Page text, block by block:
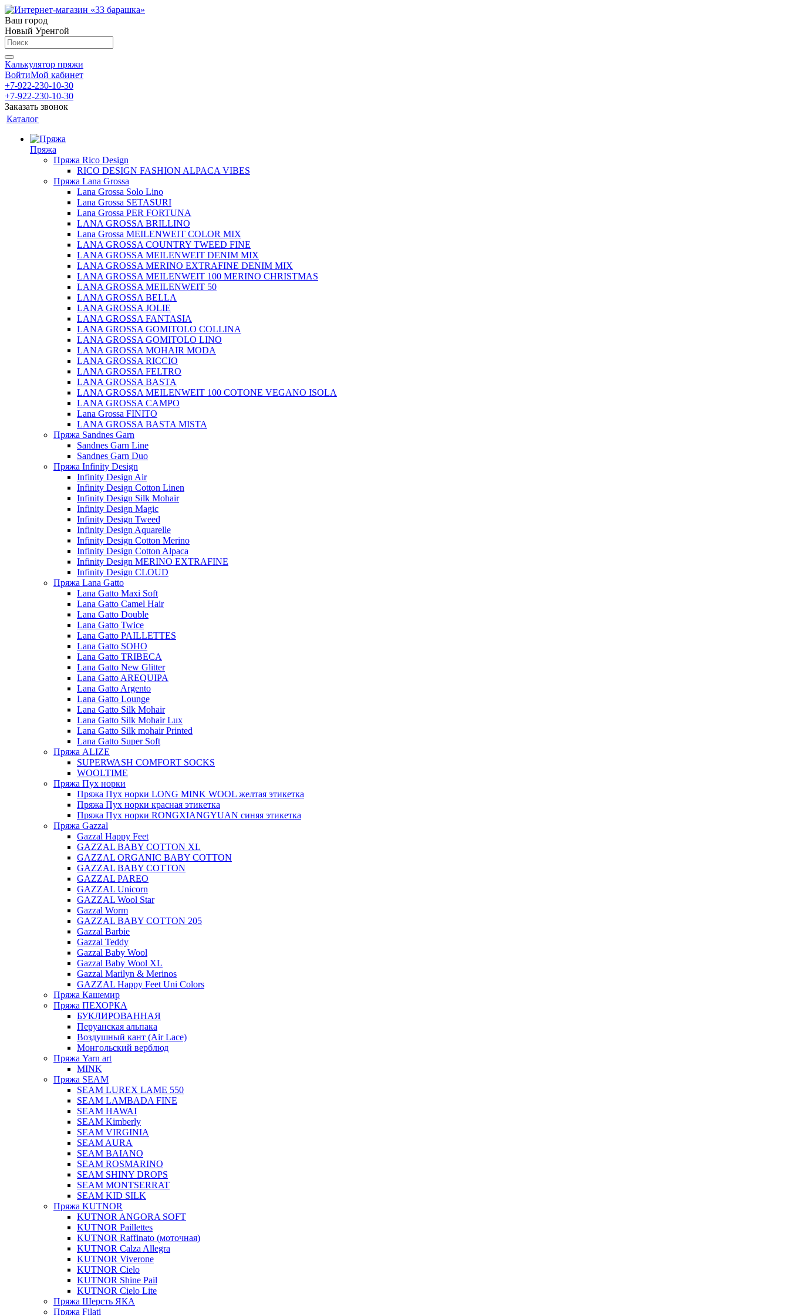
Ваш город
Новый Уренгой
Калькулятор пряжи
ВойтиМой кабинет
+7-922-230-10-30
+7-922-230-10-30
Заказать звонок
Каталог
Пряжа
Пряжа Rico Design
RICO DESIGN FASHION ALPACA VIBES
Пряжа Lana Grossa
Lana Grossa Solo Lino
Lana Grossa SETASURI
Lana Grossa PER FORTUNA
LANA GROSSA BRILLINO
Lana Grossa MEILENWEIT COLOR MIX
LANA GROSSA COUNTRY TWEED FINE
LANA GROSSA MEILENWEIT DENIM MIX
LANA GROSSA MERINO EXTRAFINE DENIM MIX
LANA GROSSA MEILENWEIT 100 MERINO CHRISTMAS
LANA GROSSA MEILENWEIT 50
LANA GROSSA BELLA
LANA GROSSA JOLIE
LANA GROSSA FANTASIA
LANA GROSSA GOMITOLO COLLINA
LANA GROSSA GOMITOLO LINO
LANA GROSSA MOHAIR MODA
LANA GROSSA RICCIO
LANA GROSSA FELTRO
LANA GROSSA BASTA
LANA GROSSA MEILENWEIT 100 COTONE VEGANO ISOLA
LANA GROSSA CAMPO
Lana Grossa FINITO
LANA GROSSA BASTA MISTA
Пряжа Sandnes Garn
Sandnes Garn Line
Sandnes Garn Duo
Пряжа Infinity Design
Infinity Design Air
Infinity Design Cotton Linen
Infinity Design Silk Mohair
Infinity Design Magic
Infinity Design Tweed
Infinity Design Aquarelle
Infinity Design Cotton Merino
Infinity Design Cotton Alpaca
Infinity Design MERINO EXTRAFINE
Infinity Design CLOUD
Пряжа Lana Gatto
Lana Gatto Maxi Soft
Lana Gatto Camel Hair
Lana Gatto Double
Lana Gatto Twice
Lana Gatto PAILLETTES
Lana Gatto SOHO
Lana Gatto TRIBECA
Lana Gatto New Glitter
Lana Gatto AREQUIPA
Lana Gatto Argento
Lana Gatto Lounge
Lana Gatto Silk Mohair
Lana Gatto Silk Mohair Lux
Lana Gatto Silk mohair Printed
Lana Gatto Super Soft
Пряжа ALIZE
SUPERWASH COMFORT SOCKS
WOOLTIME
Пряжа Пух норки
Пряжа Пух норки LONG MINK WOOL желтая этикетка
Пряжа Пух норки красная этикетка
Пряжа Пух норки RONGXIANGYUAN синяя этикетка
Пряжа Gazzal
Gazzal Happy Feet
GAZZAL BABY COTTON XL
GAZZAL ORGANIC BABY COTTON
GAZZAL BABY COTTON
GAZZAL PAREO
GAZZAL Unicorn
GAZZAL Wool Star
Gazzal Worm
GAZZAL BABY COTTON 205
Gazzal Barbie
Gazzal Teddy
Gazzal Baby Wool
Gazzal Baby Wool XL
Gazzal Marilyn & Merinos
GAZZAL Happy Feet Uni Colors
Пряжа Кашемир
Пряжа ПЕХОРКА
БУКЛИРОВАННАЯ
Перуанская альпака
Воздушный кант (Air Lace)
Монгольский верблюд
Пряжа Yarn art
MINK
Пряжа SEAM
SEAM LUREX LAME 550
SEAM LAMBADA FINE
SEAM HAWAI
SEAM Kimberly
SEAM VIRGINIA
SEAM AURA
SEAM BAIANO
SEAM ROSMARINO
SEAM SHINY DROPS
SEAM MONTSERRAT
SEAM KID SILK
Пряжа KUTNOR
KUTNOR ANGORA SOFT
KUTNOR Paillettes
KUTNOR Raffinato (моточная)
KUTNOR Calza Allegra
KUTNOR Viverone
KUTNOR Cielo
KUTNOR Shine Pail
KUTNOR Cielo Lite
Пряжа Шерсть ЯКА
Пряжа Filati